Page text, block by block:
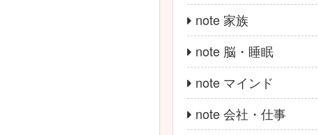
note 家族
note 脳・睡眠
note マインド
note 会社・仕事